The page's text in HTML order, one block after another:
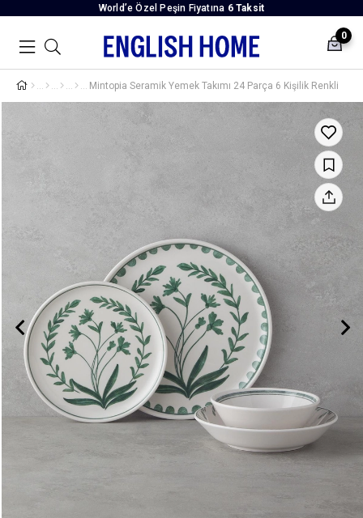
World’e Özel Peşin Fiyatına 6 Taksit
0
Mintopia Seramik Yemek Takımı 24 Parça 6 Kişilik Renkli